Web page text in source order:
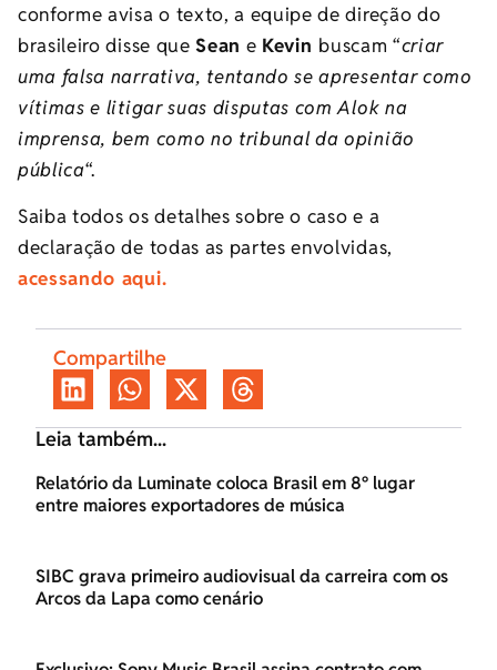
conforme avisa o texto, a equipe de direção do
brasileiro disse queSean e Kevin buscam “criar
uma falsa narrativa, tentando se apresentar como
vítimas e litigar suas disputas com Alok na
imprensa, bem como no tribunal da opinião
pública“.
Saiba todos os detalhes sobre o caso e a
declaração de todas as partes envolvidas,
acessando aqui.
Compartilhe
Leia também...
Relatório da Luminate coloca Brasil em 8º lugar
entre maiores exportadores de música
SIBC grava primeiro audiovisual da carreira com os
Arcos da Lapa como cenário